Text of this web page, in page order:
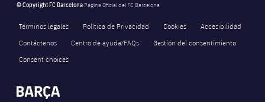
© Copyright FC Barcelona Página Oficial del FC Barcelona
Términos legales Política de Privacidad Cookies
Accesibilidad
Contáctenos
Centro de ayuda/FAQs
Gestión del consentimiento
Consent choices